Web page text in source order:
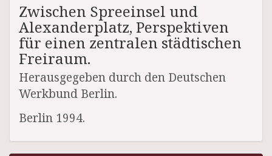
Zwischen Spreeinsel und
Alexanderplatz, Perspektiven
für einen zentralen städtischen
Freiraum.
Herausgegeben durch den Deutschen
Werkbund Berlin.
Berlin 1994.